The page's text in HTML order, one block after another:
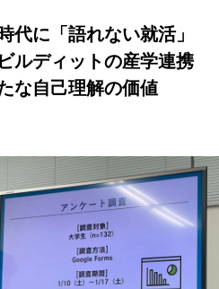
代に「語れない就活」
ルディットの産学連携
な自己理解の価値